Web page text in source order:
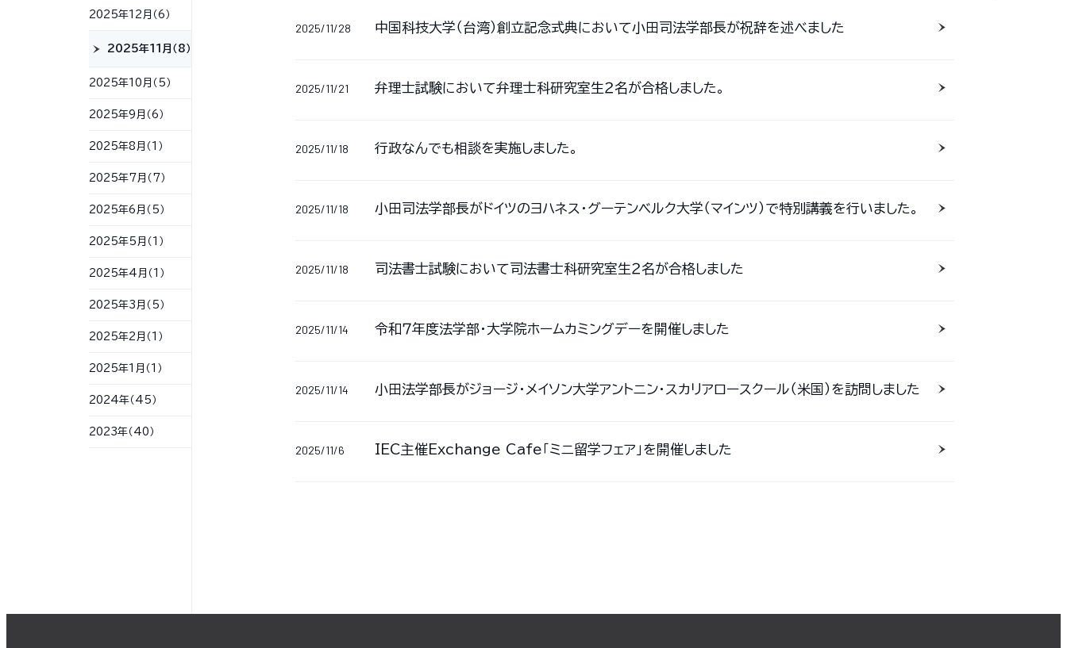
2025/11/28 中国科技大学（台湾）創立記念式典において小田司法学部長が祝辞を述べました
2025/11/21 弁理士試験において弁理士科研究室生２名が合格しました。
2025/11/18 行政なんでも相談を実施しました。
2025/11/18 小田司法学部長がドイツのヨハネス・グーテンベルク大学（マインツ）で特別講義を行いました。
2025/11/18 司法書士試験において司法書士科研究室生２名が合格しました
2025/11/14 令和７年度法学部・大学院ホームカミングデーを開催しました
2025/11/14 小田法学部長がジョージ・メイソン大学アントニン・スカリアロースクール（米国）を訪問しました
2025/11/6 IEC主催Exchange Cafe「ミニ留学フェア」を開催しました
2025年12月（6）
2025年11月（8）
2025年10月（5）
2025年9月（6）
2025年8月（1）
2025年7月（7）
2025年6月（5）
2025年5月（1）
2025年4月（1）
2025年3月（5）
2025年2月（1）
2025年1月（1）
2024年（45）
2023年（40）